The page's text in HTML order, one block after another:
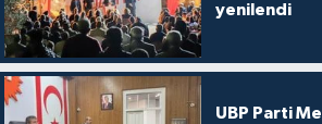
yenilendi
UBP Parti